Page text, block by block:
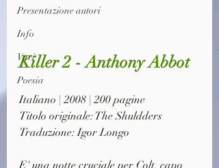
Presentazione autori
Info
Vari
Poesia
Killer 2 - Anthony Abbot
Italiano | 2008 | 200 pagine
Titolo originale: The Shuldders
Traduzione: Igor Longo
E' una notte cruciale per Colt, capo